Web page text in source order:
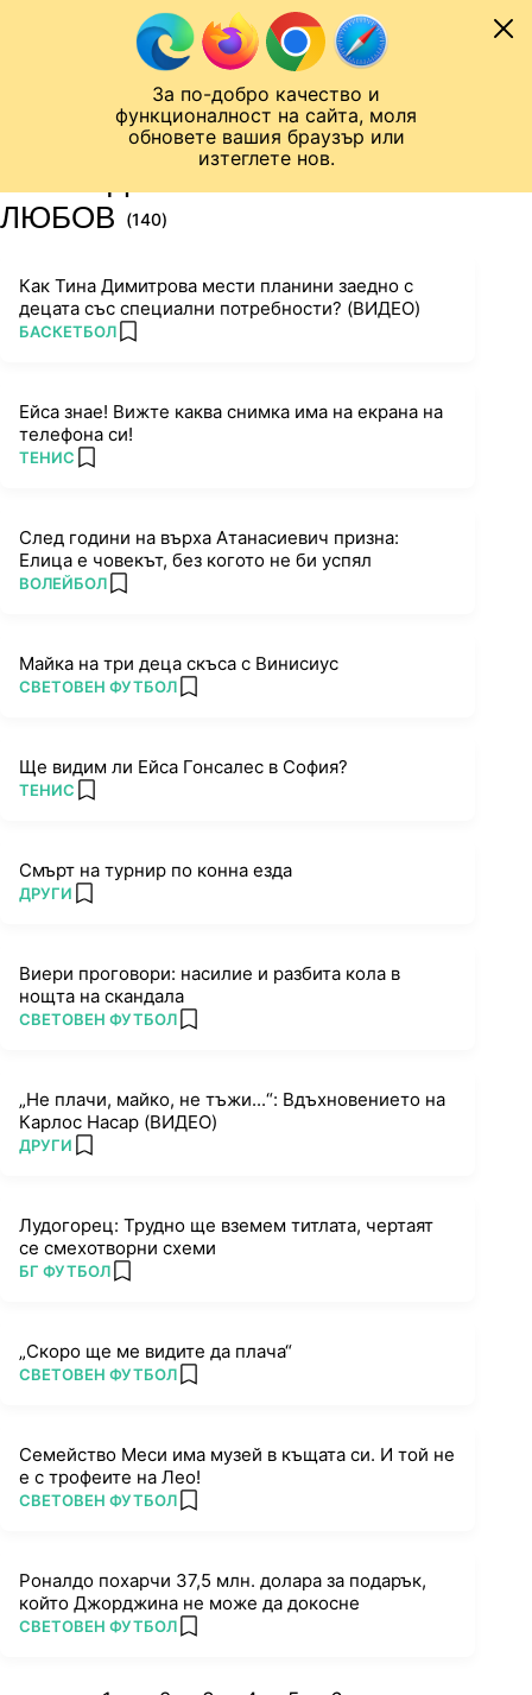
За по-добро качество и
функционалност на сайта, моля
обновете вашия браузър или
изтеглете нов.
Към съдържанието
Лига на Конференциите
ЛЮБОВ
(140)
Как Тина Димитрова мести планини заедно с
децата със специални потребности? (ВИДЕО)
ПОВЕЧЕ ОТ
БАСКЕТБОЛ add favorites
Ейса знае! Вижте каква снимка има на екрана на
телефона си!
ПОВЕЧЕ ОТ
ТЕНИС add favorites
След години на върха Атанасиевич призна:
Елица е човекът, без когото не би успял
ПОВЕЧЕ ОТ
ВОЛЕЙБОЛ add favorites
Майка на три деца скъса с Винисиус
ПОВЕЧЕ ОТ
СВЕТОВЕН ФУТБОЛ add favorites
Ще видим ли Ейса Гонсалес в София?
ПОВЕЧЕ ОТ
ТЕНИС add favorites
Смърт на турнир по конна езда
ПОВЕЧЕ ОТ
ДРУГИ add favorites
Виери проговори: насилие и разбита кола в
нощта на скандала
ПОВЕЧЕ ОТ
СВЕТОВЕН ФУТБОЛ add favorites
„Не плачи, майко, не тъжи...“: Вдъхновението на
Карлос Насар (ВИДЕО)
ПОВЕЧЕ ОТ
ДРУГИ add favorites
Лудогорец: Трудно ще вземем титлата, чертаят
се смехотворни схеми
ПОВЕЧЕ ОТ
БГ ФУТБОЛ add favorites
„Скоро ще ме видите да плача“
ПОВЕЧЕ ОТ
СВЕТОВЕН ФУТБОЛ add favorites
Семейство Меси има музей в къщата си. И той не
е с трофеите на Лео!
ПОВЕЧЕ ОТ
СВЕТОВЕН ФУТБОЛ add favorites
Роналдо похарчи 37,5 млн. долара за подарък,
който Джорджина не може да докосне
ПОВЕЧЕ ОТ
СВЕТОВЕН ФУТБОЛ add favorites